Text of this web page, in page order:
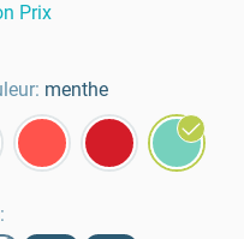
Prix
menthe
: